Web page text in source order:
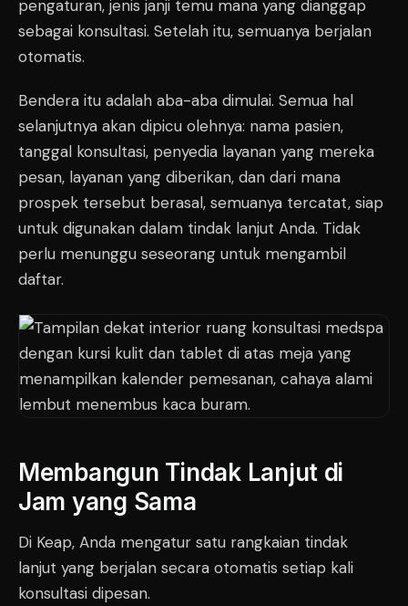
pengaturan, jenis janji temu mana yang dianggap
sebagai konsultasi. Setelah itu, semuanya berjalan
otomatis.
Bendera itu adalah aba-aba dimulai. Semua hal
selanjutnya akan dipicu olehnya: nama pasien,
tanggal konsultasi, penyedia layanan yang mereka
pesan, layanan yang diberikan, dan dari mana
prospek tersebut berasal, semuanya tercatat, siap
untuk digunakan dalam tindak lanjut Anda. Tidak
perlu menunggu seseorang untuk mengambil
daftar.
Membangun Tindak Lanjut di
Jam yang Sama
Di Keap, Anda mengatur satu rangkaian tindak
lanjut yang berjalan secara otomatis setiap kali
konsultasi dipesan.